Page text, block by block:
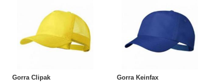
Gorra Clipak Gorra Keinfax